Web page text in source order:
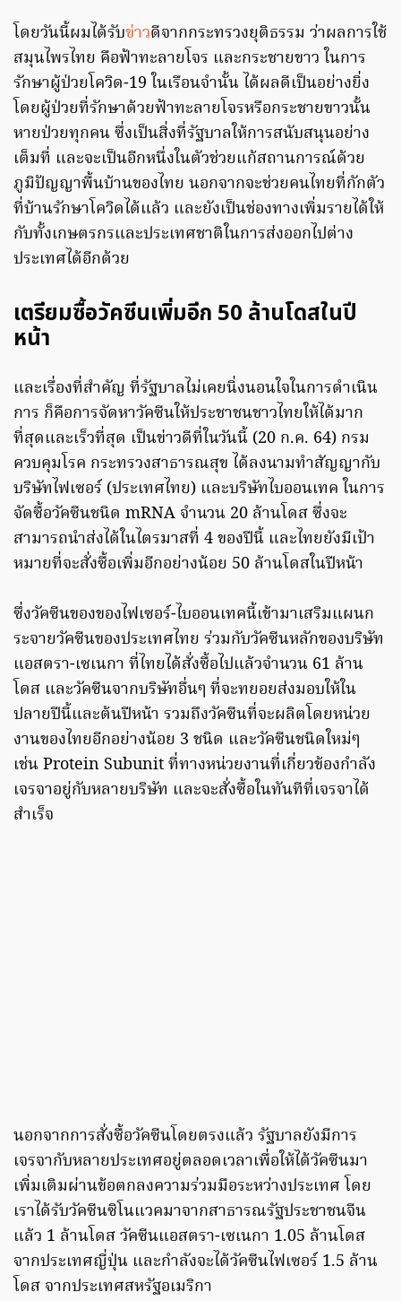
โดยวันนี้ผมได้รับข่าวดีจากกระทรวงยุติธรรม ว่าผลการใช้
สมุนไพรไทย คือฟ้าทะลายโจร และกระชายขาว ในการ
รักษาผู้ป่วยโควิด-19 ในเรือนจำนั้น ได้ผลดีเป็นอย่างยิ่ง
โดยผู้ป่วยที่รักษาด้วยฟ้าทะลายโจรหรือกระชายขาวนั้น
หายป่วยทุกคน ซึ่งเป็นสิ่งที่รัฐบาลให้การสนับสนุนอย่าง
เต็มที่ และจะเป็นอีกหนึ่งในตัวช่วยแก้สถานการณ์ด้วย
ภูมิปัญญาพื้นบ้านของไทย นอกจากจะช่วยคนไทยที่กักตัว
ที่บ้านรักษาโควิดได้แล้ว และยังเป็นช่องทางเพิ่มรายได้ให้
กับทั้งเกษตรกรและประเทศชาติในการส่งออกไปต่าง
ประเทศได้อีกด้วย
เตรียมซื้อวัคซีนเพิ่มอีก 50 ล้านโดสในปี
หน้า
และเรื่องที่สำคัญ ที่รัฐบาลไม่เคยนิ่งนอนใจในการดำเนิน
การ ก็คือการจัดหาวัคซีนให้ประชาชนชาวไทยให้ได้มาก
ที่สุดและเร็วที่สุด เป็นข่าวดีที่ในวันนี้ (20 ก.ค. 64) กรม
ควบคุมโรค กระทรวงสาธารณสุข ได้ลงนามทำสัญญากับ
บริษัทไฟเซอร์ (ประเทศไทย) และบริษัทไบออนเทค ในการ
จัดซื้อวัคซีนชนิด mRNA จำนวน 20 ล้านโดส ซึ่งจะ
สามารถนำส่งได้ในไตรมาสที่ 4 ของปีนี้ และไทยยังมีเป้า
หมายที่จะสั่งซื้อเพิ่มอีกอย่างน้อย 50 ล้านโดสในปีหน้า
ซึ่งวัคซีนของของไฟเซอร์-ไบออนเทคนี้เข้ามาเสริมแผนก
ระจายวัคซีนของประเทศไทย ร่วมกับวัคซีนหลักของบริษัท
แอสตรา-เซเนกา ที่ไทยได้สั่งซื้อไปแล้วจำนวน 61 ล้าน
โดส และวัคซีนจากบริษัทอื่นๆ ที่จะทยอยส่งมอบให้ใน
ปลายปีนี้และต้นปีหน้า รวมถึงวัคซีนที่จะผลิตโดยหน่วย
งานของไทยอีกอย่างน้อย 3 ชนิด และวัคซีนชนิดใหม่ๆ
เช่น Protein Subunit ที่ทางหน่วยงานที่เกี่ยวข้องกำลัง
เจรจาอยู่กับหลายบริษัท และจะสั่งซื้อในทันทีที่เจรจาได้
สำเร็จ
นอกจากการสั่งซื้อวัคซีนโดยตรงแล้ว รัฐบาลยังมีการ
เจรจากับหลายประเทศอยู่ตลอดเวลาเพื่อให้ได้วัคซีนมา
เพิ่มเติมผ่านข้อตกลงความร่วมมือระหว่างประเทศ โดย
เราได้รับวัคซีนซิโนแวคมาจากสาธารณรัฐประชาชนจีน
แล้ว 1 ล้านโดส วัคซีนแอสตรา-เซเนกา 1.05 ล้านโดส
จากประเทศญี่ปุ่น และกำลังจะได้วัคซีนไฟเซอร์ 1.5 ล้าน
โดส จากประเทศสหรัฐอเมริกา